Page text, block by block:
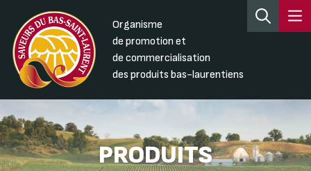
Organisme
de promotion et
de commercialisation
des produits bas-laurentiens
PRODUITS